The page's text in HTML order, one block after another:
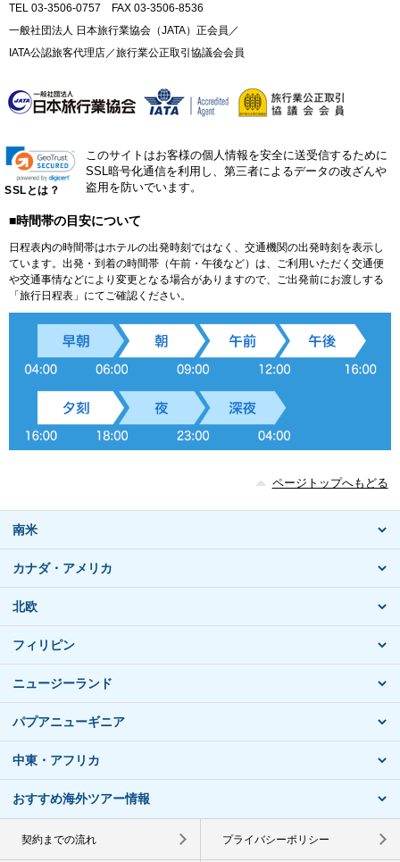
TEL 03-3506-0757 FAX 03-3506-8536
一般社団法人 日本旅行業協会（JATA）正会員／
IATA公認旅客代理店／旅行業公正取引協議会会員
SSLとは？
このサイトはお客様の個人情報を安全に送受信するために
SSL暗号化通信を利用し、第三者によるデータの改ざんや
盗用を防いでいます。
■時間帯の目安について
日程表内の時間帯はホテルの出発時刻ではなく、交通機関の出発時刻を表示し
ています。出発・到着の時間帯（午前・午後など）は、ご利用いただく交通便
や交通事情などにより変更となる場合がありますので、ご出発前にお渡しする
「旅行日程表」にてご確認ください。
ページトップへもどる
南米
カナダ・アメリカ
北欧
フィリピン
ニュージーランド
パプアニューギニア
中東・アフリカ
おすすめ海外ツアー情報
契約までの流れ プライバシーポリシー